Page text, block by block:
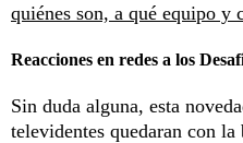
quiénes son, a qué equipo y
Reacciones en redes a los
Sin duda alguna, esta
televidentes quedaran con